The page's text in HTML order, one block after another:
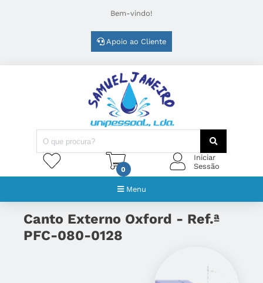
Bem-vindo!
Apoio ao Cliente
0
Iniciar
Sessão
Menu
Canto Externo Oxford - Ref.ª
PFC-080-0128